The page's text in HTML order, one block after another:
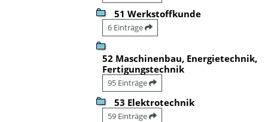
51 Werkstoffkunde
6 Einträge
52 Maschinenbau, Energietechnik,
Fertigungstechnik
95 Einträge
53 Elektrotechnik
59 Einträge